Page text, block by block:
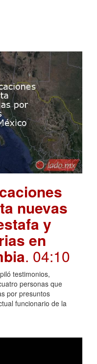
nuevas
y
en
. 04:10
testimonios,
personas que
por presuntos
funcionario de la